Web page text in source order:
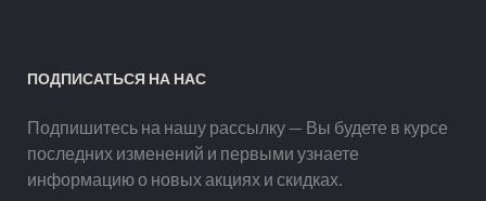
ПОДПИСАТЬСЯ НА НАС
Подпишитесь на нашу рассылку — Вы будете в курсе
последних изменений и первыми узнаете
информацию о новых акциях и скидках.